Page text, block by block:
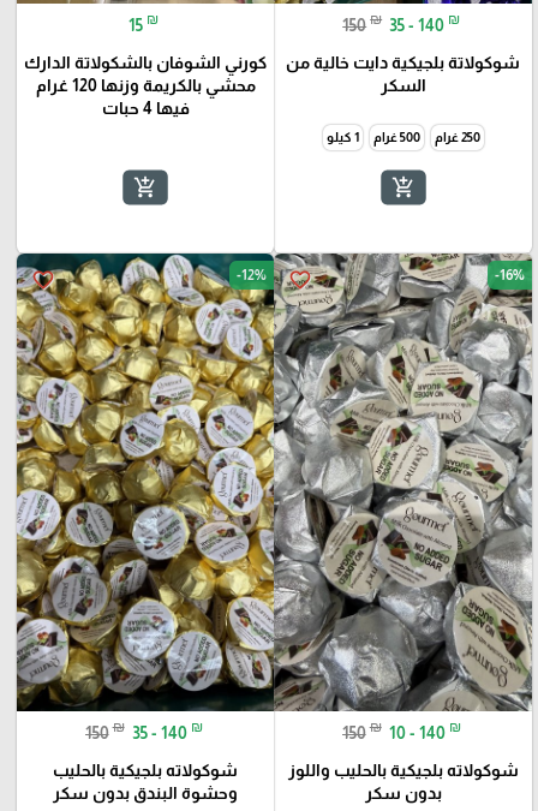
150 ₪ 35 - 140 ₪
شوكولاتة بلجيكية دايت خالية من
السكر
250 غرام 500 غرام 1 كيلو
add_shopping_cart
15 ₪
كورني الشوفان بالشكولاتة الدارك
محشي بالكريمة وزنها 120 غرام
فيها 4 حبات
add_shopping_cart
favorite_border -16%
150 ₪ 10 - 140 ₪
شوكولاته بلجيكية بالحليب واللوز
بدون سكر
favorite_border -12%
150 ₪ 35 - 140 ₪
شوكولاته بلجيكية بالحليب
وحشوة البندق بدون سكر